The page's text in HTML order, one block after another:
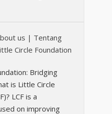
us | Tentang
Circle Foundation
Bridging
is Little Circle
LCF is a
on improving